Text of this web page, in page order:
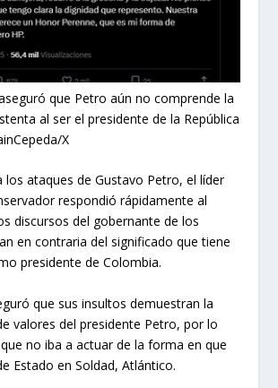
que Petro aún no comprende la
al ser el presidente de la República
X
los ataques de Gustavo Petro, el líder
respondió rápidamente al
discursos del gobernante de los
en contraria del significado que tiene
presidente de Colombia.
que sus insultos demuestran la
valores del presidente Petro, por lo
no iba a actuar de la forma en que
Estado en Soldad, Atlántico.